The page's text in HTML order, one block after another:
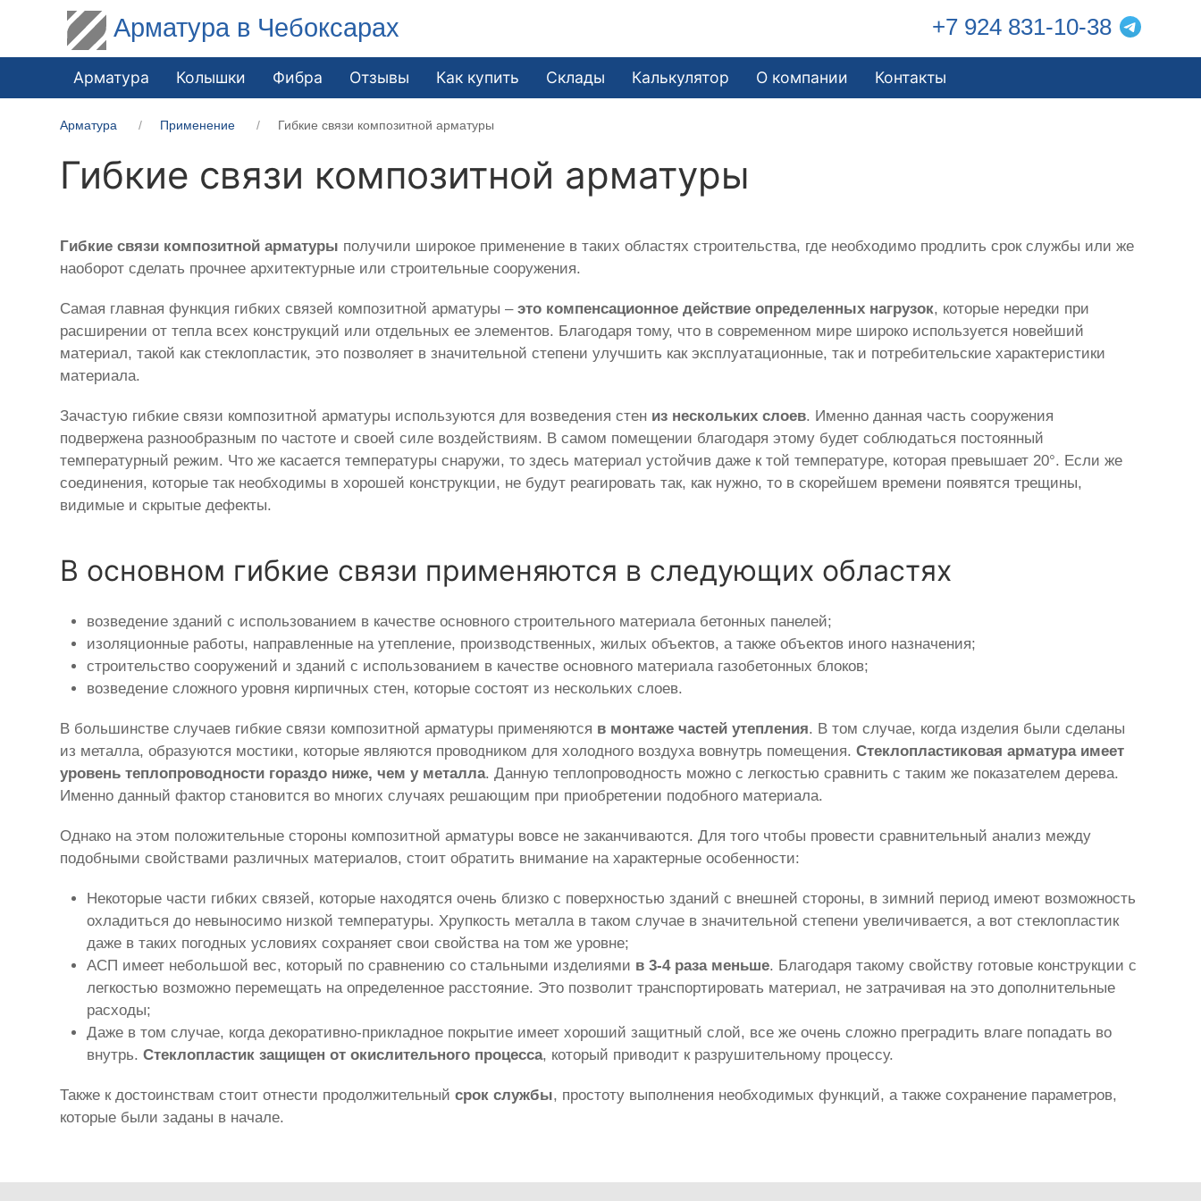
Арматура в Чебоксарах +7 924 831-10-38
Арматура Колышки Фибра Отзывы Как купить Склады Калькулятор О компании Контакты
Арматура Применение Гибкие связи композитной арматуры
Гибкие связи композитной арматуры
Гибкие связи композитной арматуры получили широкое применение в таких областях строительства, где необходимо продлить срок службы или же
наоборот сделать прочнее архитектурные или строительные сооружения.
Самая главная функция гибких связей композитной арматуры –это компенсационное действие определенных нагрузок, которые нередки при
расширении от тепла всех конструкций или отдельных ее элементов. Благодаря тому, что в современном мире широко используется новейший
материал, такой как стеклопластик, это позволяет в значительной степени улучшить как эксплуатационные, так и потребительские характеристики
материала.
Зачастую гибкие связи композитной арматуры используются для возведения стен из нескольких слоев. Именно данная часть сооружения
подвержена разнообразным по частоте и своей силе воздействиям. В самом помещении благодаря этому будет соблюдаться постоянный
температурный режим. Что же касается температуры снаружи, то здесь материал устойчив даже к той температуре, которая превышает 20°. Если же
соединения, которые так необходимы в хорошей конструкции, не будут реагировать так, как нужно, то в скорейшем времени появятся трещины,
видимые и скрытые дефекты.
В основном гибкие связи применяются в следующих областях
возведение зданий с использованием в качестве основного строительного материала бетонных панелей;
изоляционные работы, направленные на утепление, производственных, жилых объектов, а также объектов иного назначения;
строительство сооружений и зданий с использованием в качестве основного материала газобетонных блоков;
возведение сложного уровня кирпичных стен, которые состоят из нескольких слоев.
В большинстве случаев гибкие связи композитной арматуры применяются в монтаже частей утепления. В том случае, когда изделия были сделаны
из металла, образуются мостики, которые являются проводником для холодного воздуха вовнутрь помещения.Стеклопластиковая арматура имеет
уровень теплопроводности гораздо ниже, чем у металла. Данную теплопроводность можно с легкостью сравнить с таким же показателем дерева.
Именно данный фактор становится во многих случаях решающим при приобретении подобного материала.
Однако на этом положительные стороны композитной арматуры вовсе не заканчиваются. Для того чтобы провести сравнительный анализ между
подобными свойствами различных материалов, стоит обратить внимание на характерные особенности:
Некоторые части гибких связей, которые находятся очень близко с поверхностью зданий с внешней стороны, в зимний период имеют возможность
охладиться до невыносимо низкой температуры. Хрупкость металла в таком случае в значительной степени увеличивается, а вот стеклопластик
даже в таких погодных условиях сохраняет свои свойства на том же уровне;
АСП имеет небольшой вес, который по сравнению со стальными изделиями в 3-4 раза меньше. Благодаря такому свойству готовые конструкции с
легкостью возможно перемещать на определенное расстояние. Это позволит транспортировать материал, не затрачивая на это дополнительные
расходы;
Даже в том случае, когда декоративно-прикладное покрытие имеет хороший защитный слой, все же очень сложно преградить влаге попадать во
внутрь.Стеклопластик защищен от окислительного процесса, который приводит к разрушительному процессу.
Также к достоинствам стоит отнести продолжительныйсрок службы, простоту выполнения необходимых функций, а также сохранение параметров,
которые были заданы в начале.